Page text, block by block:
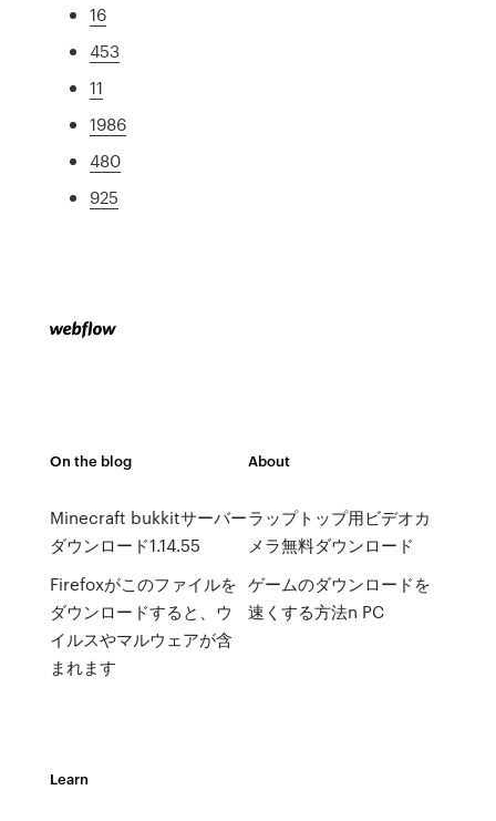
16
453
11
1986
480
925
On the blog
Minecraft bukkitサーバー
ダウンロード1.14.55
Firefoxがこのファイルを
ダウンロードすると、ウ
イルスやマルウェアが含
まれます
About
ラップトップ用ビデオカ
メラ無料ダウンロード
ゲームのダウンロードを
速くする方法n PC
Learn